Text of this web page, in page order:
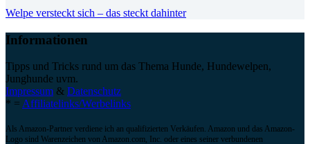
Welpe versteckt sich – das steckt dahinter
Informationen
Tipps und Tricks rund um das Thema Hunde, Hundewelpen,
Junghunde uvm.
Impressum & Datenschutz
* = Affiliatelinks/Werbelinks
Als Amazon-Partner verdiene ich an qualifizierten Verkäufen. Amazon und das Amazon-
Logo sind Warenzeichen von Amazon.com, Inc. oder eines seiner verbundenen